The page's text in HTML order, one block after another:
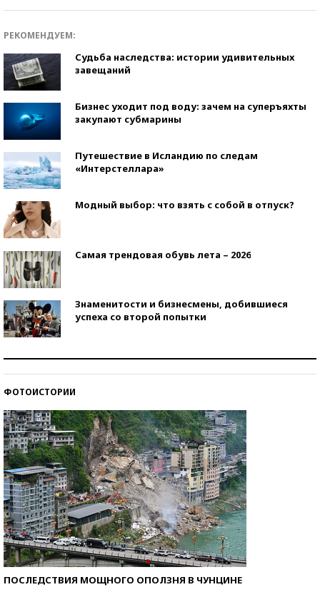
РЕКОМЕНДУЕМ:
Судьба наследства: истории удивительных
завещаний
Бизнес уходит под воду: зачем на суперъяхты
закупают субмарины
Путешествие в Исландию по следам
«Интерстеллара»
Модный выбор: что взять с собой в отпуск?
Самая трендовая обувь лета – 2026
Знаменитости и бизнесмены, добившиеся
успеха со второй попытки
ФОТОИСТОРИИ
ПОСЛЕДСТВИЯ МОЩНОГО ОПОЛЗНЯ В ЧУНЦИНЕ